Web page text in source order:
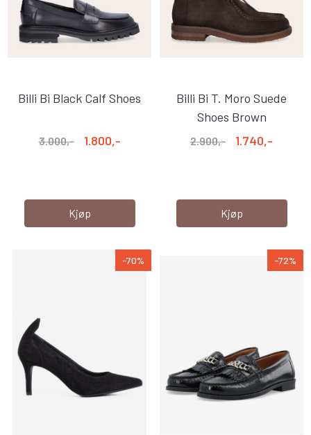
Billi Bi Black Calf Shoes
3.000,- 1.800,-
Kjøp
Billi Bi T. Moro Suede
Shoes Brown
2.900,- 1.740,-
Kjøp
-70% -72%